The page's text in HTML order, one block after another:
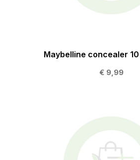
Maybelline concealer 10
€ 9,99